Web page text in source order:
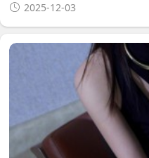
2025-12-03